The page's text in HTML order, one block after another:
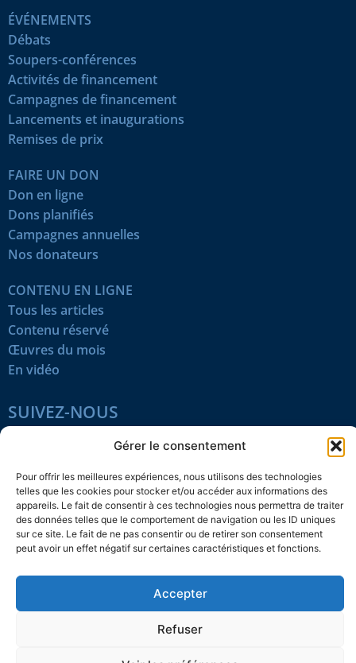
Gérer le consentement
Pour offrir les meilleures expériences, nous utilisons des technologies
telles que les cookies pour stocker et/ou accéder aux informations des
appareils. Le fait de consentir à ces technologies nous permettra de traiter
des données telles que le comportement de navigation ou les ID uniques
sur ce site. Le fait de ne pas consentir ou de retirer son consentement
peut avoir un effet négatif sur certaines caractéristiques et fonctions.
Accepter
Refuser
ÉVÉNEMENTS
Débats
Soupers-conférences
Activités de financement
Campagnes de financement
Lancements et inaugurations
Remises de prix
FAIRE UN DON
Don en ligne
Dons planifiés
Campagnes annuelles
Nos donateurs
CONTENU EN LIGNE
Tous les articles
Contenu réservé
Œuvres du mois
En vidéo
SUIVEZ-NOUS
Confidentialité Témoins Mentions légales Plan du site
© 2026 L’Action nationale